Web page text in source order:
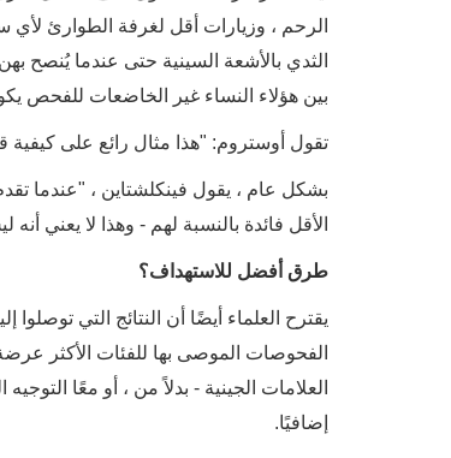
الرحم ، وزيارات أقل لغرفة الطوارئ
الثدي بالأشعة السينية حتى عندما يُنصح
بين هؤلاء النساء غير الخاضعات للفحص
تقول أوستروم: "هذا مثال رائع على كيفية
بشكل عام ، يقول فينكلشتاين ، "عندما
الأقل فائدة بالنسبة لهم - وهذا لا يعني
طرق أفضل للاستهداف؟
يقترح العلماء أيضًا أن النتائج التي
الفحوصات الموصى بها للفئات الأكثر
العلامات الجينية - بدلاً من ، أو معًا
إضافيًا.